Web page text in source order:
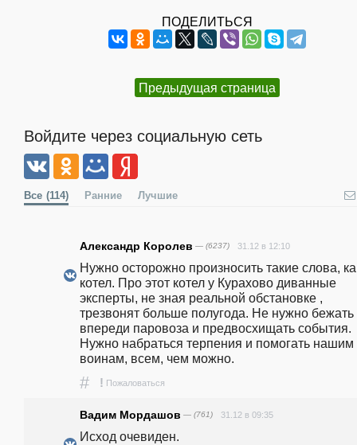
ПОДЕЛИТЬСЯ
Предыдущая страница
Войдите через социальную сеть
Все (114) Ранние Лучшие
Александр Королев — (6237) 31.12 в 12:10
Нужно осторожно произносить такие слова,
котел. Про этот котел у Курахово диванные
эксперты, не зная реальной обстановке ,
трезвонят больше полугода. Не нужно бежать
впереди паровоза и предвосхищать события.
Нужно набраться терпения и помогать нашим
воинам, всем, чем можно.
# ! Пожаловаться
Вадим Мордашов — (761) 31.12 в 09:35
Исход очевиден.